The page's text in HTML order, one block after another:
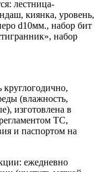
лестница-
киянка, уровень,
d10мм., набор бит
набор
(влажность,
изготовлена в
ТС,
и паспортом на
ежедневно